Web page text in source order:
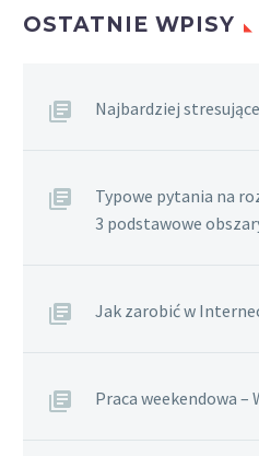
OSTATNIE WPISY
Najbardziej
Typowe pytania na
3 podstawowe
Jak zarobić w
Praca weekendowa –